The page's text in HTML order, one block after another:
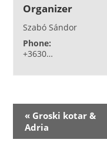
Organizer
Szabó Sándor
Phone:
+3630…
e
« Groski kotar &
Adria